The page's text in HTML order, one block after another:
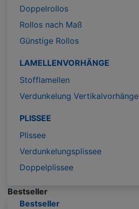
Doppelrollos
Rollos nach Maß
Günstige Rollos
LAMELLENVORHÄNGE
Stofflamellen
Verdunkelung Vertikalvorhänge
PLISSEE
Plissee
Verdunkelungsplissee
Doppelplissee
Bestseller
Bestseller